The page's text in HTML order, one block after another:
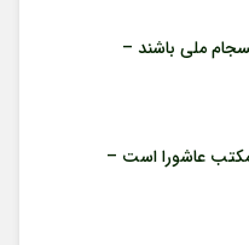
ملی باشند –
عاشورا است –